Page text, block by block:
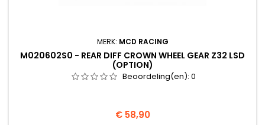
MERK: MCD RACING
M020602S0 - REAR DIFF CROWN WHEEL GEAR Z32 LSD
(OPTION)
Beoordeling(en): 0
Prijs
€ 58,90